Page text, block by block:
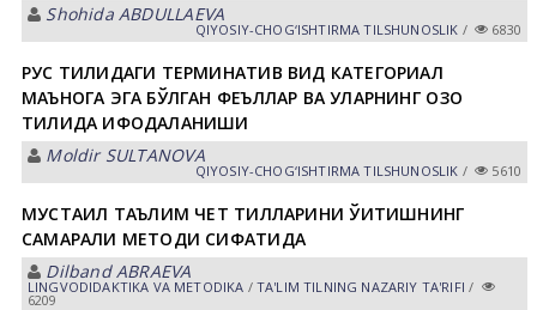
Shohida АBDULLАEVА
QIYOSIY-CHOG‘ISHTIRMA TILSHUNOSLIK / 6830
РУС ТИЛИДАГИ ТЕРМИНАТИВ ВИД КАТЕГОРИАЛ
МАЪНОГА ЭГА БЎЛГАН ФЕЪЛЛАР ВА УЛАРНИНГ ҚОЗОҚ
ТИЛИДА ИФОДАЛАНИШИ
Moldir SULTАNOVА
QIYOSIY-CHOG‘ISHTIRMA TILSHUNOSLIK / 5610
МУСТАҚИЛ ТАЪЛИМ ЧЕТ ТИЛЛАРИНИ ЎҚИТИШНИНГ
САМАРАЛИ МЕТОДИ СИФАТИДА
Dilband ABRAEVA
LINGVODIDАKTIKА VА METODIKА / TА'LIM TILNING NАZАRIY TА'RIFI /
6209